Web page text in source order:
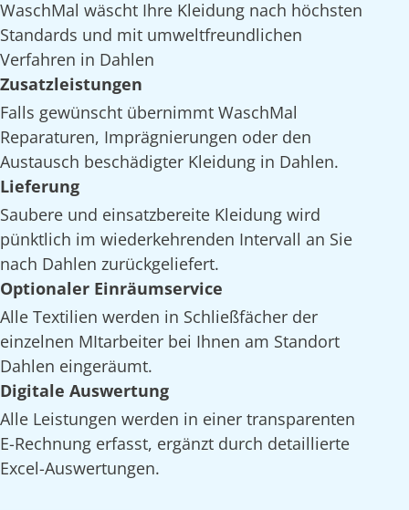
WaschMal wäscht Ihre Kleidung nach höchsten
Standards und mit umweltfreundlichen
Verfahren in Dahlen
Zusatzleistungen
Falls gewünscht übernimmt WaschMal
Reparaturen, Imprägnierungen oder den
Austausch beschädigter Kleidung in Dahlen.
Lieferung
Saubere und einsatzbereite Kleidung wird
pünktlich im wiederkehrenden Intervall an Sie
nach Dahlen zurückgeliefert.
Optionaler Einräumservice
Alle Textilien werden in Schließfächer der
einzelnen MItarbeiter bei Ihnen am Standort
Dahlen eingeräumt.
Digitale Auswertung
Alle Leistungen werden in einer transparenten
E-Rechnung erfasst, ergänzt durch detaillierte
Excel-Auswertungen.